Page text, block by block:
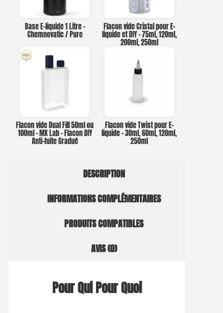
Base E-liquide 1 Litre –
Chemnovatic / Pure
Flacon vide Cristal pour E-
liquide et DIY – 75ml, 120ml,
200ml, 250ml
Flacon vide Dual Fill 50ml ou
100ml – MX Lab – Flacon DIY
Anti-fuite Gradué
Flacon vide Twist pour E-
liquide – 30ml, 60ml, 120ml,
250ml
DESCRIPTION
INFORMATIONS COMPLÉMENTAIRES
PRODUITS COMPATIBLES
AVIS (0)
Pour Qui Pour Quoi